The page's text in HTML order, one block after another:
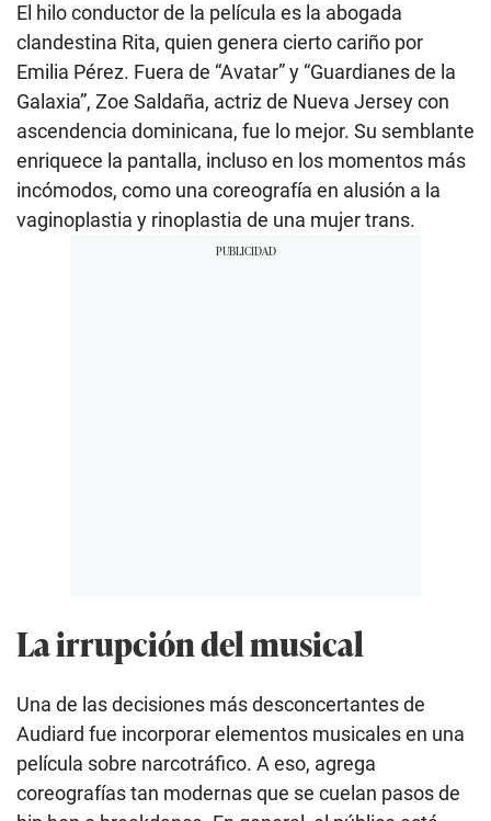
El hilo conductor de la película es la abogada
clandestina Rita, quien genera cierto cariño por
Emilia Pérez. Fuera de “Avatar” y “Guardianes de la
Galaxia”, Zoe Saldaña, actriz de Nueva Jersey con
ascendencia dominicana, fue lo mejor. Su semblante
enriquece la pantalla, incluso en los momentos más
incómodos, como una coreografía en alusión a la
vaginoplastia y rinoplastia de una mujer trans.
La irrupción del musical
Una de las decisiones más desconcertantes de
Audiard fue incorporar elementos musicales en una
película sobre narcotráfico. A eso, agrega
coreografías tan modernas que se cuelan pasos de